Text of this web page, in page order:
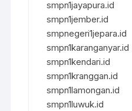
smpn1jayapura.id
smpn1jember.id
smpnegeri1jepara.id
smpn1karanganyar.id
smpn1kendari.id
smpn1kranggan.id
smpn1lamongan.id
smpn1luwuk.id